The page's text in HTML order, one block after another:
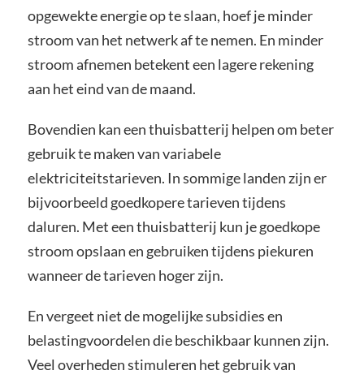
opgewekte energie op te slaan, hoef je minder
stroom van het netwerk af te nemen. En minder
stroom afnemen betekent een lagere rekening
aan het eind van de maand.
Bovendien kan een thuisbatterij helpen om beter
gebruik te maken van variabele
elektriciteitstarieven. In sommige landen zijn er
bijvoorbeeld goedkopere tarieven tijdens
daluren. Met een thuisbatterij kun je goedkope
stroom opslaan en gebruiken tijdens piekuren
wanneer de tarieven hoger zijn.
En vergeet niet de mogelijke subsidies en
belastingvoordelen die beschikbaar kunnen zijn.
Veel overheden stimuleren het gebruik van